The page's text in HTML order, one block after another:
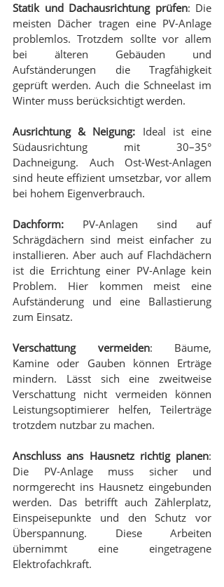
Statik und Dachausrichtung prüfen: Die
meisten Dächer tragen eine PV-Anlage
problemlos. Trotzdem sollte vor allem
bei älteren Gebäuden und
Aufständerungen die Tragfähigkeit
geprüft werden. Auch die Schneelast im
Winter muss berücksichtigt werden.
Ausrichtung & Neigung: Ideal ist eine
Südausrichtung mit 30–35°
Dachneigung. Auch Ost-West-Anlagen
sind heute effizient umsetzbar, vor allem
bei hohem Eigenverbrauch.
Dachform: PV-Anlagen sind auf
Schrägdächern sind meist einfacher zu
installieren. Aber auch auf Flachdächern
ist die Errichtung einer PV-Anlage kein
Problem. Hier kommen meist eine
Aufständerung und eine Ballastierung
zum Einsatz.
Verschattung vermeiden: Bäume,
Kamine oder Gauben können Erträge
mindern. Lässt sich eine zweitweise
Verschattung nicht vermeiden können
Leistungsoptimierer helfen, Teilerträge
trotzdem nutzbar zu machen.
Anschluss ans Hausnetz richtig planen:
Die PV-Anlage muss sicher und
normgerecht ins Hausnetz eingebunden
werden. Das betrifft auch Zählerplatz,
Einspeisepunkte und den Schutz vor
Überspannung. Diese Arbeiten
übernimmt eine eingetragene
Elektrofachkraft.